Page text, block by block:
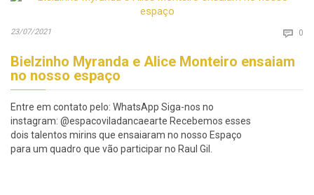
23/07/2021  0
Bielzinho Myranda e Alice Monteiro ensaiam
no nosso espaço
Entre em contato pelo: WhatsApp Siga-nos no
instagram: @espacoviladancaearte Recebemos esses
dois talentos mirins que ensaiaram no nosso Espaço
para um quadro que vão participar no Raul Gil.